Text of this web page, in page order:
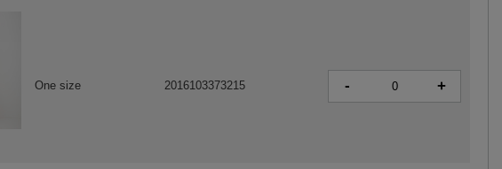
One size 2016103373215 - +